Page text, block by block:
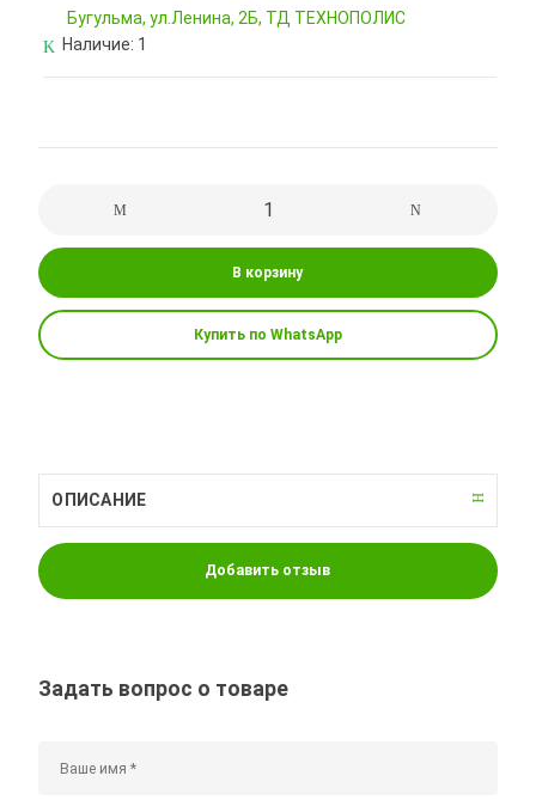
Бугульма, ул.Ленина, 2Б, ТД ТЕХНОПОЛИС
Наличие: 1
В корзину
Купить по WhatsApp
ОПИСАНИЕ
Добавить отзыв
Задать вопрос о товаре